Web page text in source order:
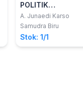
POLITIK
PEMERINTAHAN
A. Junaedi Karso
Samudra Biru
Stok: 1/1